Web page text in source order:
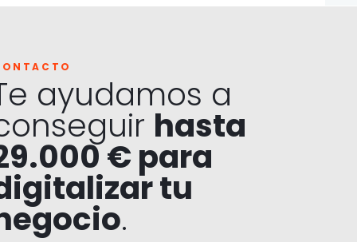
ayudamos a
hasta
€ para
tu
.